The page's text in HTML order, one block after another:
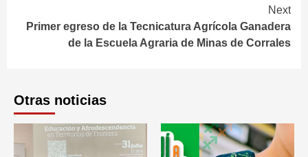
Next
Primer egreso de la Tecnicatura Agrícola Ganadera
de la Escuela Agraria de Minas de Corrales
Otras noticias